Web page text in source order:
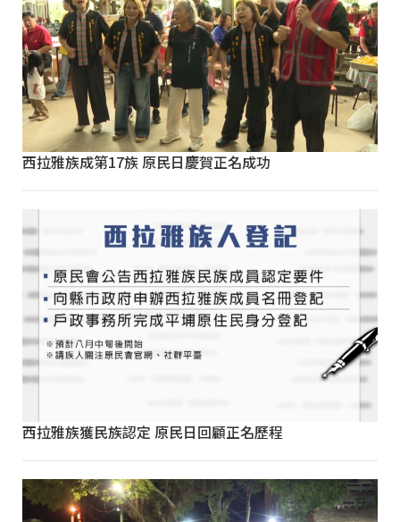
西拉雅族成第17族 原民日慶賀正名成功
西拉雅族獲民族認定 原民日回顧正名歷程